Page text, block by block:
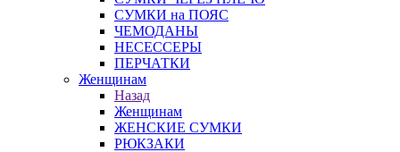
СУМКИ на ПОЯС
ЧЕМОДАНЫ
НЕСЕССЕРЫ
ПЕРЧАТКИ
Женщинам
Назад
Женщинам
ЖЕНСКИЕ СУМКИ
РЮКЗАКИ